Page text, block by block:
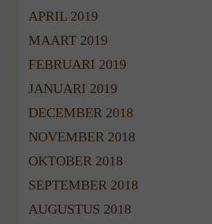
APRIL 2019
MAART 2019
FEBRUARI 2019
JANUARI 2019
DECEMBER 2018
NOVEMBER 2018
OKTOBER 2018
SEPTEMBER 2018
AUGUSTUS 2018